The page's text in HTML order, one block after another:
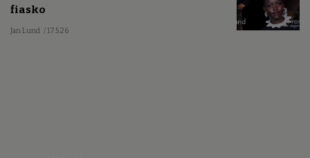
fiasko
Jan Lund / 17.5.26